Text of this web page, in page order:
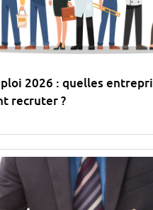
2026 : quelles
recruter ?